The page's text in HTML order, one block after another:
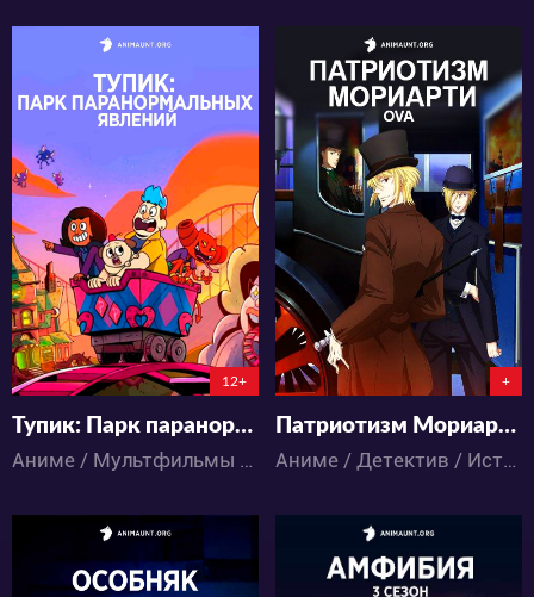
7490
21 5
12+
Тупик: Парк паранормальных явлений
Аниме / Мультфильмы / Апокалипсис / Боевик / Детектив / Комедия / Паранормальное / Ужасы
17341
9 16
+
Патриотизм Мориарти OVA
Аниме / Детектив / Исторический / Психология / Сёнэн / Триллер